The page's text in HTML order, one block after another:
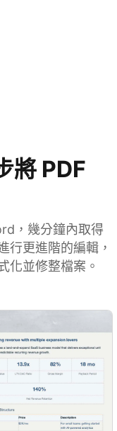
將 PDF
，幾分鐘內取得
行更進階的編輯，
化並修整檔案。